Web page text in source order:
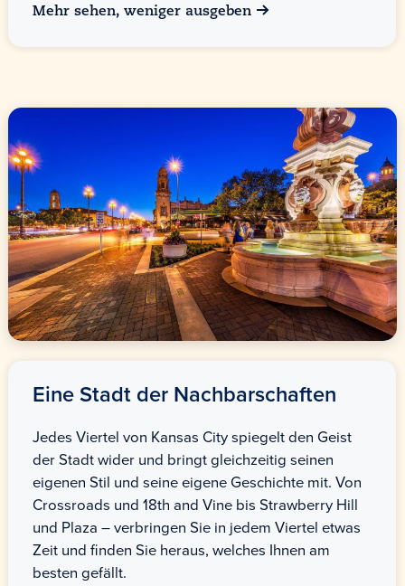
Mehr sehen, weniger ausgeben
Eine Stadt der Nachbarschaften
Jedes Viertel von Kansas City spiegelt den Geist
der Stadt wider und bringt gleichzeitig seinen
eigenen Stil und seine eigene Geschichte mit. Von
Crossroads und 18th and Vine bis Strawberry Hill
und Plaza – verbringen Sie in jedem Viertel etwas
Zeit und finden Sie heraus, welches Ihnen am
besten gefällt.